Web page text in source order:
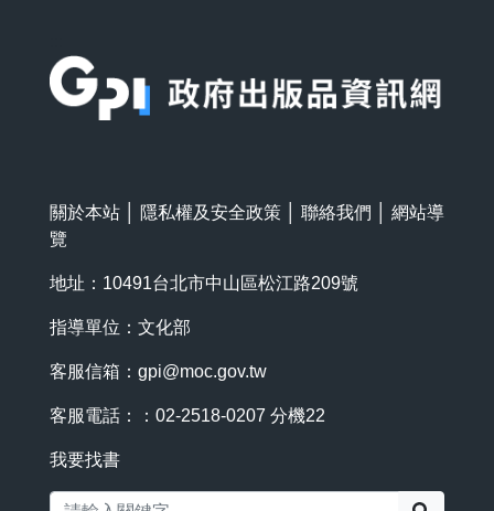
關於本站 隱私權及安全政策 聯絡我們
網站導
覽
地址：10491台北市中山區松江路209號
指導單位：文化部
客服信箱： gpi@moc.gov.tw
客服電話：：02-2518-0207 分機22
我要找書